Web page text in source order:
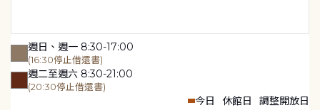
週日、週一 8:30-17:00
(16:30停止借還書)
週二至週六 8:30-21:00
(20:30停止借還書)
今日 休館日 調整開放日